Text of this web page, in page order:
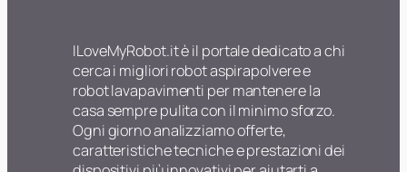
ILoveMyRobot.it è il portale dedicato a chi
cerca i migliori robot aspirapolvere e
robot lavapavimenti per mantenere la
casa sempre pulita con il minimo sforzo.
Ogni giorno analizziamo offerte,
caratteristiche tecniche e prestazioni dei